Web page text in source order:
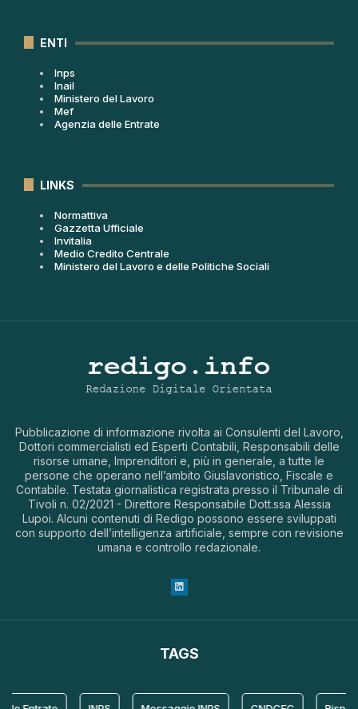
ENTI
Inps
Inail
Ministero del Lavoro
Mef
Agenzia delle Entrate
LINKS
Normattiva
Gazzetta Ufficiale
Invitalia
Medio Credito Centrale
Ministero del Lavoro e delle Politiche Sociali
Pubblicazione di informazione rivolta ai Consulenti del Lavoro,
Dottori commercialisti ed Esperti Contabili, Responsabili delle
risorse umane, Imprenditori e, più in generale, a tutte le
persone che operano nell’ambito Giuslavoristico, Fiscale e
Contabile. Testata giornalistica registrata presso il Tribunale di
Tivoli n. 02/2021 - Direttore Responsabile Dott.ssa Alessia
Lupoi. Alcuni contenuti di Redigo possono essere sviluppati
con supporto dell’intelligenza artificiale, sempre con revisione
umana e controllo redazionale.
TAGS